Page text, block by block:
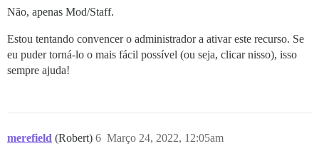
Não, apenas Mod/Staff.
Estou tentando convencer o administrador a ativar este recurso. Se
eu puder torná-lo o mais fácil possível (ou seja, clicar nisso), isso
sempre ajuda!
merefield (Robert) Março 24, 2022, 12:05am
6